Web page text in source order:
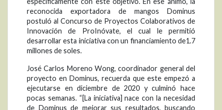
reconocida exportadora de mangos Dominus
postuló al Concurso de Proyectos Colaborativos de
Innovación de ProInóvate, el cual le permitió
desarrollar esta iniciativa con un financiamiento de1.7
millones de soles.
José Carlos Moreno Wong, coordinador general del
proyecto en Dominus, recuerda que este empezó a
ejecutarse en diciembre de 2020 y culminó hace
pocas semanas. “[La iniciativa] nace con la necesidad
de Dominus de mejorar sus resultados, buscando